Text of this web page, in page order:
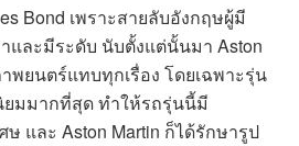
Bond เพราะสายลับอังกฤษผู้มี
และมีระดับ นับตั้งแต่นั้นมา Aston
พยนตร์แทบทุกเรื่อง โดยเฉพาะรุ่น
ยมมากที่สุด ทำให้รถรุ่นนี้มี
และ Aston Martin ก็ได้รักษารูป